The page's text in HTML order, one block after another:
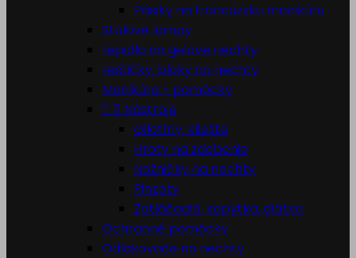
Pásiky na francúzsku manikúru
Stolové lampy
Lepidlo na gelove nechty
Leštičky, bloky na nechty
Manikúra - pomôcky
  Nástroje
Gilotíny, kliešte
Hroty na zdobenie
Nožničky na nechty
Pinzety
Zatláčadlá, kopýtka, dlátka
Ochranné pomôcky
Odlakovače na nechty